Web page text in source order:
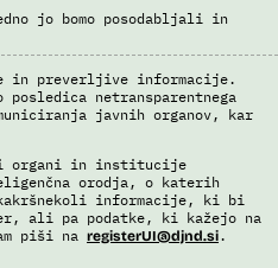
jo bomo posodabljali in
in preverljive informacije.
netransparentnega
javnih organov, kar
organi in institucije
orodja, o katerih
informacije, ki bi
ali pa podatke, ki kažejo na
piši na registerUI@djnd.si.